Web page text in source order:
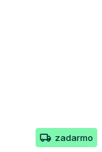
zadarmo